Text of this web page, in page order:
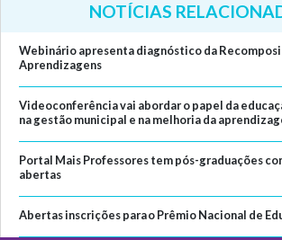
NOTÍCIAS
Webinário apresenta diagnóstico da
Aprendizagens
Videoconferência vai abordar o papel da
na gestão municipal e na melhoria da
Portal Mais Professores tem pós-graduações
abertas
Abertas inscrições para o Prêmio Nacional de